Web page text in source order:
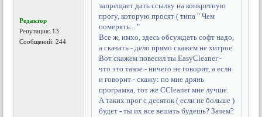
Редактор
Репутация: 13
Сообщений: 244
запрещает дать ссылку на конкретную
прогу, которую просят ( типа " Чем
померять... "
Все ж, имхо, здесь обсуждать софт надо,
а скачать - дело прямо скажем не хитрое.
Вот скажем повесил ты EasyCleaner -
что это такое - ничего не говорит, а если
и говорит - скажу: по мне дрянь
програмка, тот же ССleaner мне лучше.
А таких прог с десяток ( если не больше )
будет - ты их все вешать будешь? Зачем?